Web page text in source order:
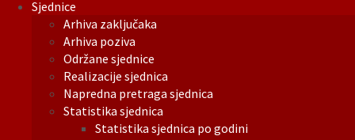
Sjednice
Arhiva zaključaka
Arhiva poziva
Održane sjednice
Realizacije sjednica
Napredna pretraga sjednica
Statistika sjednica
Statistika sjednica po godini